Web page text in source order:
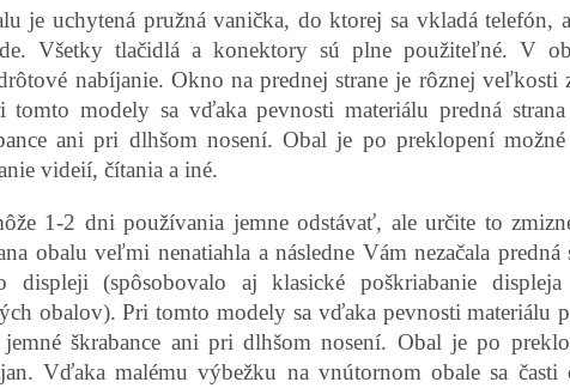
je uchytená pružná vanička, do ktorej sa vkladá telefón,
Všetky tlačidlá a konektory sú plne použiteľné. V
nabíjanie. Okno na prednej strane je rôznej veľkosti
tomto modely sa vďaka pevnosti materiálu predná
ani pri dlhšom nosení. Obal je po preklopení
videií, čítania a iné.
1-2 dni používania jemne odstávať, ale určite to
obalu veľmi nenatiahla a následne Vám nezačala predná
(spôsobovalo aj klasické poškriabanie
obalov). Pri tomto modely sa vďaka pevnosti materiálu
škrabance ani pri dlhšom nosení. Obal je po
Vďaka malému výbežku na vnútornom obale sa časti